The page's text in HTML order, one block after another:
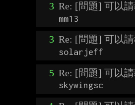
3 Re: [問題] 可以
mm13
3 Re: [問題] 可以
solarjeff
5 Re: [問題] 可以
skywingsc